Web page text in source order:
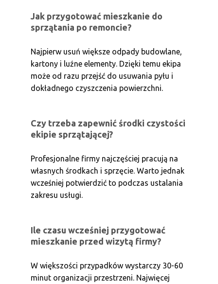
Jak przygotować mieszkanie do
sprzątania po remoncie?
Najpierw usuń większe odpady budowlane,
kartony i luźne elementy. Dzięki temu ekipa
może od razu przejść do usuwania pyłu i
dokładnego czyszczenia powierzchni.
Czy trzeba zapewnić środki czystości
ekipie sprzątającej?
Profesjonalne firmy najczęściej pracują na
własnych środkach i sprzęcie. Warto jednak
wcześniej potwierdzić to podczas ustalania
zakresu usługi.
Ile czasu wcześniej przygotować
mieszkanie przed wizytą firmy?
W większości przypadków wystarczy 30-60
minut organizacji przestrzeni. Najwięcej